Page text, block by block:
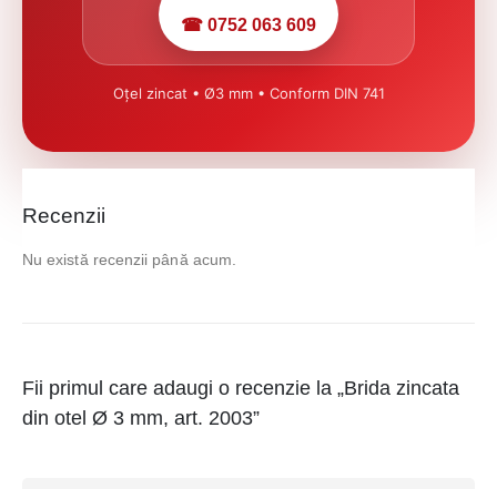
☎ 0752 063 609
Oțel zincat • Ø3 mm • Conform DIN 741
Recenzii
Nu există recenzii până acum.
Fii primul care adaugi o recenzie la „Brida zincata
din otel Ø 3 mm, art. 2003”